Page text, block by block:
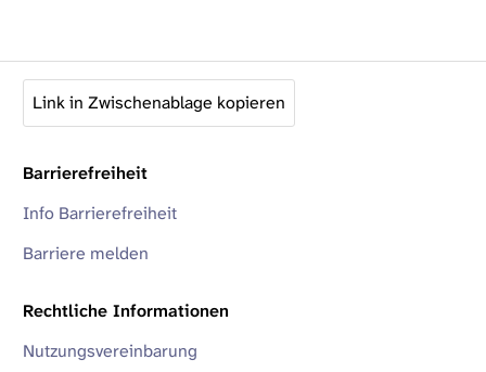
Link in Zwischenablage kopieren
Barrierefreiheit
Info Barrierefreiheit
Barriere melden
Rechtliche Informationen
Nutzungsvereinbarung